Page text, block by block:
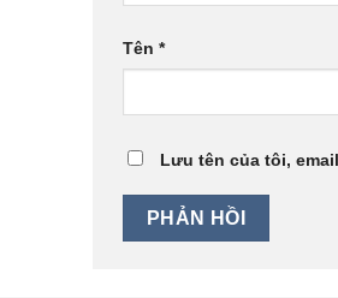
Tên *
Lưu tên của tôi,